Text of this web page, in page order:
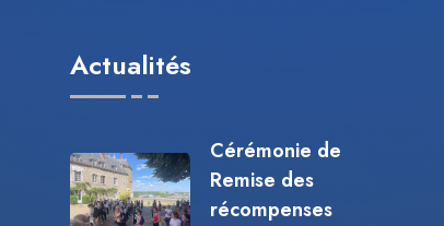
Actualités
Cérémonie de
Remise des
récompenses